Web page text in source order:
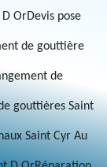
OrDevis pose
de gouttière
de
gouttières Saint
Saint Cyr Au